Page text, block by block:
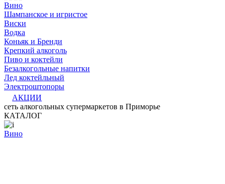
Вино
Шампанское и игристое
Виски
Водка
Коньяк и Бренди
Крепкий алкоголь
Пиво и коктейли
Безалкогольные напитки
Лед коктейльный
Электроштопоры
АКЦИИ
сеть алкогольных супермаркетов в Приморье
КАТАЛОГ
Вино